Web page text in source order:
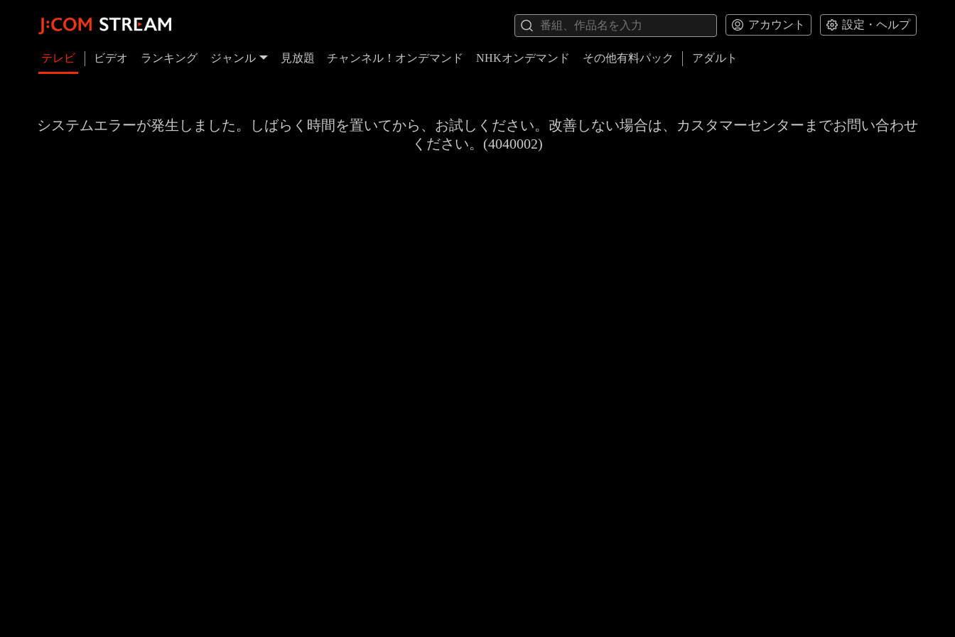
アカウント 設定・ヘルプ
テレビ ビデオ ランキング ジャンル 見放題 チャンネル！オンデマンド NHKオンデマンド その他有料パック アダルト
システムエラーが発生しました。しばらく時間を置いてから、お試しください。改善しない場合は、カスタマーセンターまでお問い合わせ
ください。(4040002)